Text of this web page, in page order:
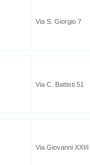
Via S. Giorgio 7
Via C. Battisti 51
Via Giovanni XXIII